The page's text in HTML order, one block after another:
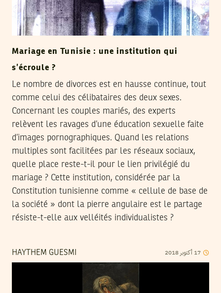
Mariage en Tunisie : une institution qui
s’écroule ?
Le nombre de divorces est en hausse continue, tout
comme celui des célibataires des deux sexes.
Concernant les couples mariés, des experts
relèvent les ravages d’une éducation sexuelle faite
d’images pornographiques. Quand les relations
multiples sont facilitées par les réseaux sociaux,
quelle place reste-t-il pour le lien privilégié du
mariage ? Cette institution, considérée par la
Constitution tunisienne comme « cellule de base de
la société » dont la pierre angulaire est le partage
résiste-t-elle aux velléités individualistes ?
HAYTHEM GUESMI 17 أكتوبر 2018